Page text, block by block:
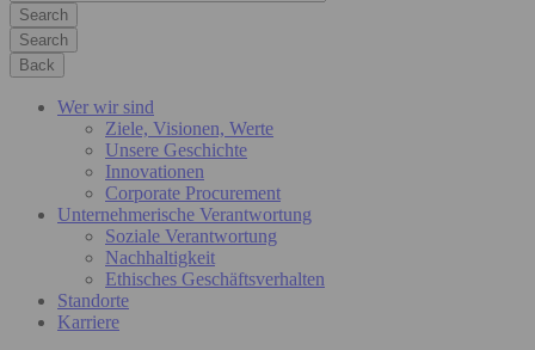
Search
Back
Wer wir sind
Ziele, Visionen, Werte
Unsere Geschichte
Innovationen
Corporate Procurement
Unternehmerische Verantwortung
Soziale Verantwortung
Nachhaltigkeit
Ethisches Geschäftsverhalten
Standorte
Karriere